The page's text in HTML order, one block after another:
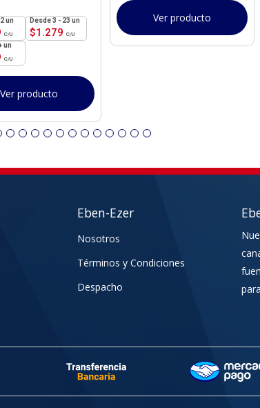
un
$1.279
3 - 23 un
un
Ver producto
Ver producto
Eben-Ezer
Nosotros
Términos y Condiciones
Despacho